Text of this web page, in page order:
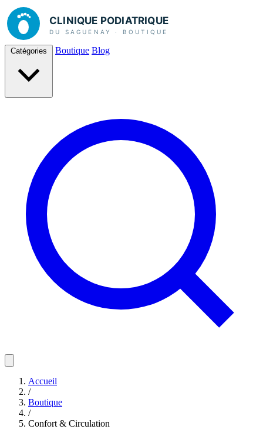
Catégories Boutique Blog
Accueil
/
Boutique
/
Confort & Circulation